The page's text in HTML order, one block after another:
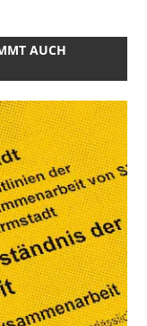
AUCH